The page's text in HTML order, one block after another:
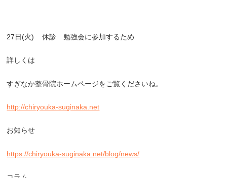
27日(火) 休診 勉強会に参加するため
詳しくは
すぎなか整骨院ホームページをご覧くださいね。
http://chiryouka-suginaka.net
お知らせ
https://chiryouka-suginaka.net/blog/news/